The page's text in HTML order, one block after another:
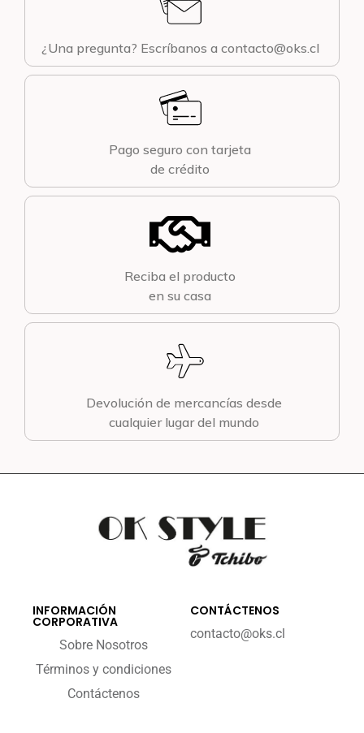
¿Una pregunta? Escríbanos a contacto@oks.cl
Pago seguro con tarjeta
de crédito
Reciba el producto
en su casa
Devolución de mercancías desde
cualquier lugar del mundo
INFORMACIÓN
CORPORATIVA
Sobre Nosotros
Términos y condiciones
Contáctenos
CONTÁCTENOS
contacto@oks.cl